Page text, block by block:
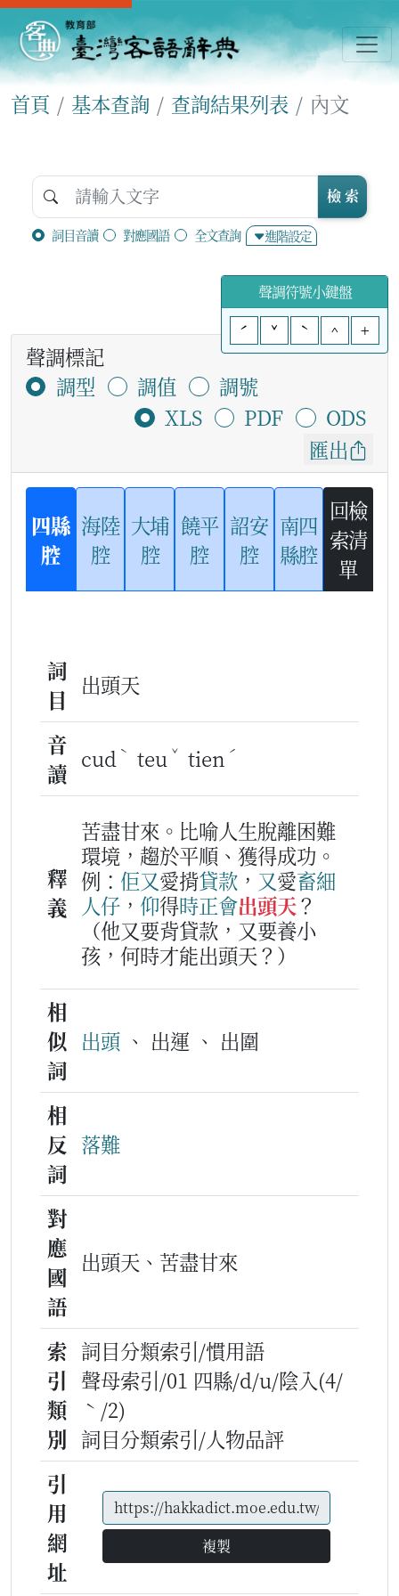
首頁 基本查詢 查詢結果列表 內文
詞目音讀 對應國語 全文查詢 進階設定
檢 索
聲調符號小鍵盤
ˊ
ˇ ˋ ^ +
聲調標記
調型
調值
調號
XLS
PDF
ODS
匯出
四縣
腔
海陸
腔
大埔
腔
饒平
腔
詔安
腔
南四
縣腔
回檢
索清
單
詞
目
出頭天
音
讀
cud ˋ teu ˇ tien ˊ
釋
義
苦盡甘來。比喻人生脫離困難
環境，趨於平順、獲得成功。
例： 佢又愛揹貸款 ， 又愛畜細
人仔 ， 仰得時正會出頭天？
（他又要背貸款，又要養小
孩，何時才能出頭天？）
相
似
詞
出頭 、 出運 、 出圍
相
反
詞
落難
對
應
國
語
出頭天、苦盡甘來
索
引
類
別
詞目分類索引/慣用語
聲母索引/01 四縣/d/u/陰入(4/
ˋ/2)
詞目分類索引/人物品評
引
用
網
址
複製